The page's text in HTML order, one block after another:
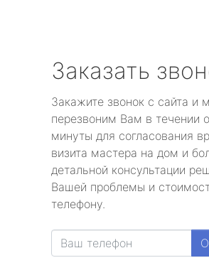
Заказать
Закажите звонок с сайта и
перезвоним Вам в течении
минуты для согласования
визита мастера на дом и
детальной консультации
Вашей проблемы и
телефону.